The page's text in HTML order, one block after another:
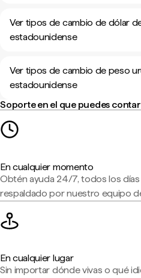
Ver tipos de cambio de dólar
estadounidense
Ver tipos de cambio de peso
estadounidense
Soporte en el que puedes contar
En cualquier momento
Obtén ayuda 24/7, todos los
respaldado por nuestro equipo
En cualquier lugar
Sin importar dónde vivas o qué